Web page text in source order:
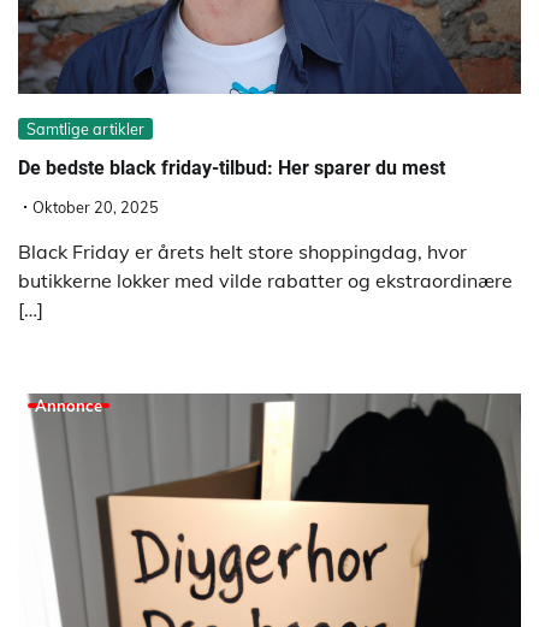
Samtlige artikler
De bedste black friday-tilbud: Her sparer du mest
Oktober 20, 2025
Black Friday er årets helt store shoppingdag, hvor
butikkerne lokker med vilde rabatter og ekstraordinære
[…]
Annonce